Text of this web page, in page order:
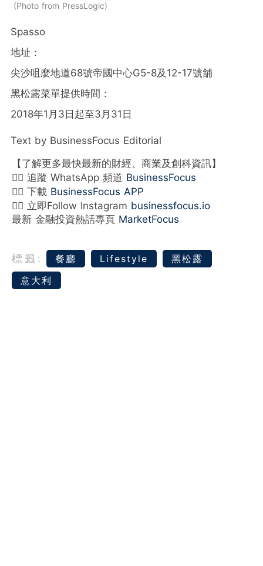
Photo from PressLogic
Spasso
地址：
尖沙咀麼地道68號帝國中心G5-8及12-17號舖
黑松露菜單提供時間：
2018年1月3日起至3月31日
Text by BusinessFocus Editorial
【了解更多最快最新的財經、商業及創科資訊】
👉🏻 追蹤 WhatsApp 頻道 BusinessFocus
👉🏻 下載 BusinessFocus APP
👉🏻 立即Follow Instagram businessfocus.io
最新 金融投資熱話專頁 MarketFocus
標籤: 餐廳 Lifestyle
黑松露
意大利